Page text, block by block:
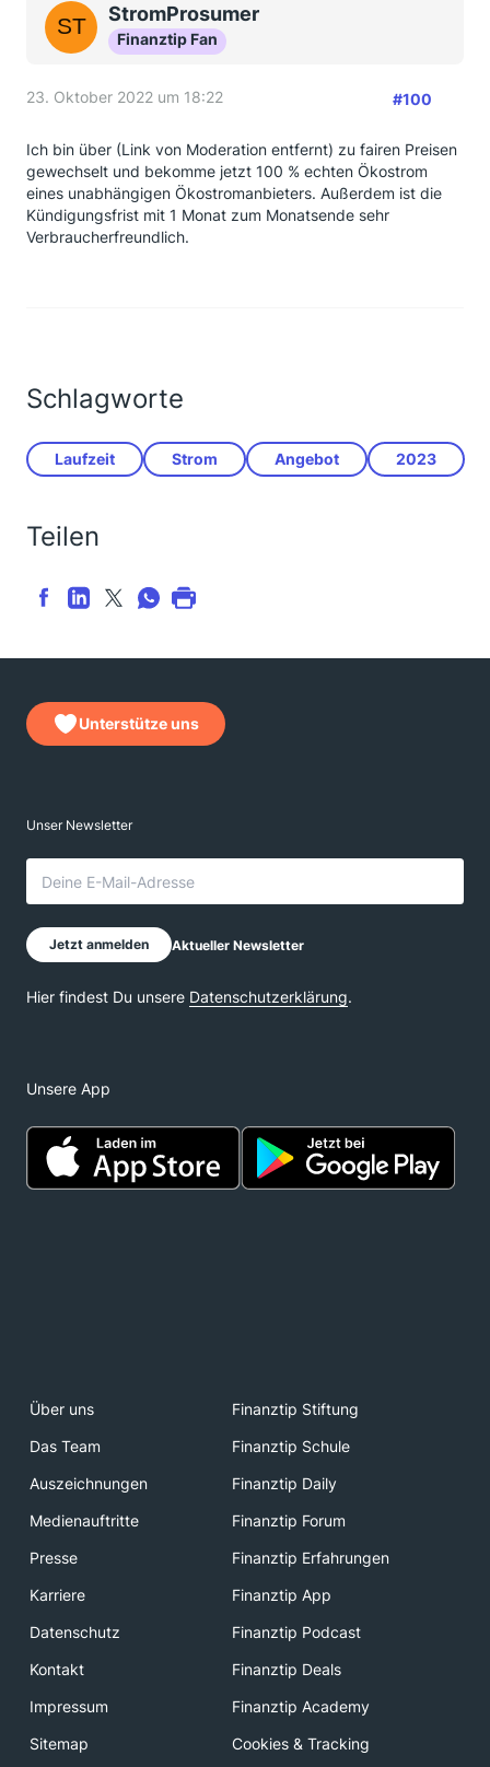
StromProsumer
Finanztip Fan
23. Oktober 2022 um 18:22 #100
Ich bin über (Link von Moderation entfernt) zu fairen Preisen
gewechselt und bekomme jetzt 100 % echten Ökostrom
eines unabhängigen Ökostromanbieters. Außerdem ist die
Kündigungsfrist mit 1 Monat zum Monatsende sehr
Verbraucherfreundlich.
Schlagworte
Laufzeit Strom Angebot 2023
Teilen
Unterstütze uns
Unsere App
Über uns
Finanztip Stiftung
Das Team
Finanztip Schule
Auszeichnungen
Finanztip Daily
Medienauftritte
Finanztip Forum
Presse
Finanztip Erfahrungen
Karriere
Finanztip App
Datenschutz
Finanztip Podcast
Kontakt
Finanztip Deals
Impressum
Finanztip Academy
Sitemap
Cookies & Tracking